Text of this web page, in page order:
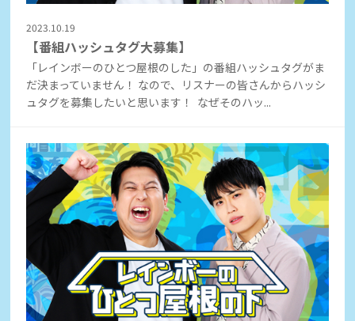
2023.10.19
【番組ハッシュタグ大募集】
「レインボーのひとつ屋根のした」の番組ハッシュタグがま
だ決まっていません！ なので、リスナーの皆さんからハッシ
ュタグを募集したいと思います！ なぜそのハッ...